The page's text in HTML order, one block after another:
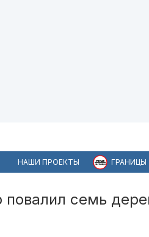
НАШИ ПРОЕКТЫ ГРАНИЦЫ
семь